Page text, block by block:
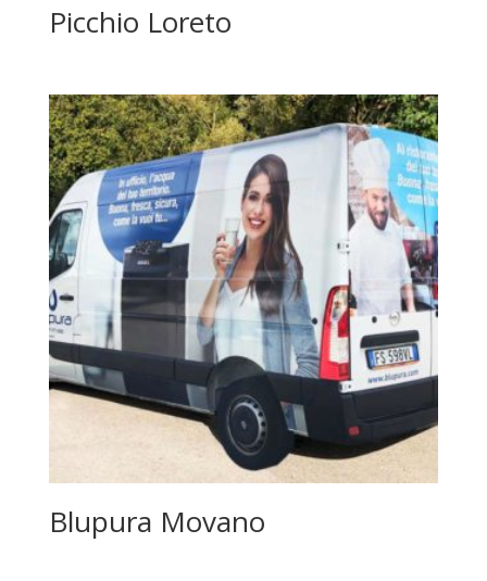
Picchio Loreto
Blupura Movano